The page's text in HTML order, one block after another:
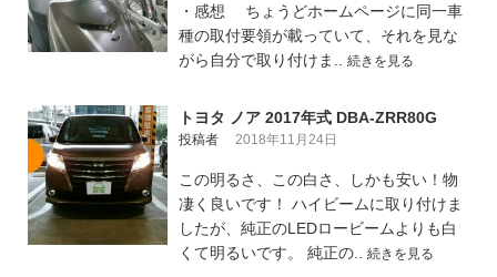
・感想 ちょうどホームページに同一車
種の取付要領が載っていて、それを見な
がら自分で取り付けま.. 続きを見る
トヨタ ノア 2017年式 DBA-ZRR80G
投稿者 2018年11月24日
この明るさ、この白さ、しかも安い！物
凄く良いです！ ハイビームに取り付けま
したが、純正のLEDロービームよりも白
くて明るいです。 純正の.. 続きを見る